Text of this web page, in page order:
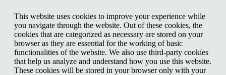
This website uses cookies to improve your experience while
you navigate through the website. Out of these cookies, the
cookies that are categorized as necessary are stored on your
browser as they are essential for the working of basic
functionalities of the website. We also use third-party cookies
that help us analyze and understand how you use this website.
These cookies will be stored in your browser only with your